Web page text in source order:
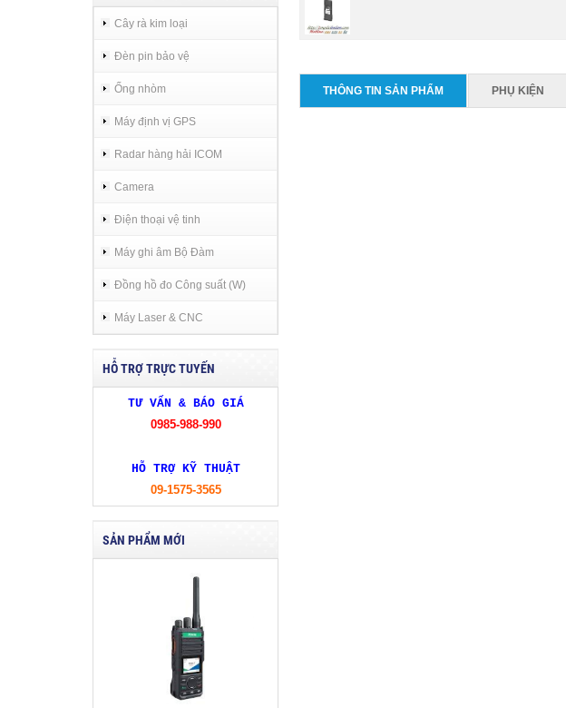
Cây rà kim loại
Đèn pin bảo vệ
Ống nhòm
Máy định vị GPS
Radar hàng hải ICOM
Camera
Điện thoại vệ tinh
Máy ghi âm Bộ Đàm
Đồng hồ đo Công suất (W)
Máy Laser & CNC
HỖ TRỢ TRỰC TUYẾN
TƯ VẤN & BÁO GIÁ
0985-988-990
HỖ TRỢ KỸ THUẬT
09-1575-3565
SẢN PHẨM MỚI
THÔNG TIN SẢN PHẨM PHỤ KIỆN